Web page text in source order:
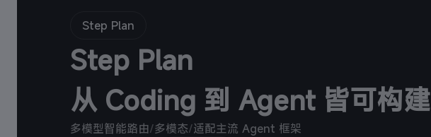
Step Plan
Step Plan
从 Coding 到 Agent 皆可构建
多模型智能路由/多模态/适配主流 Agent 框架